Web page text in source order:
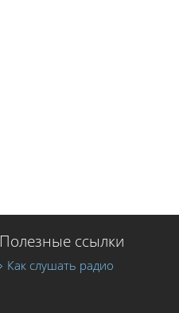
Полезные ссылки
Как слушать радио